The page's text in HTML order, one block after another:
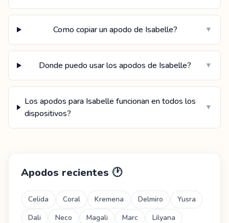
Como copiar un apodo de Isabelle? ▼
Donde puedo usar los apodos de Isabelle? ▼
Los apodos para Isabelle funcionan en todos los
dispositivos?
▼
Apodos recientes 🕐
Celida Coral Kremena Delmiro
Yusra
Dali
Neco Magali Marc
Lilyana